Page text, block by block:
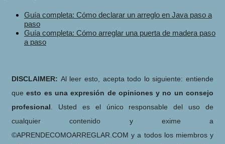
Guía completa: Cómo declarar un arreglo en Java paso a
paso
Guía completa: Cómo arreglar una puerta de madera paso
a paso
DISCLAIMER: Al leer esto, acepta todo lo siguiente: entiende
queesto es una expresión de opiniones y no un consejo
profesional . Usted es el único responsable del uso de
cualquier contenido y exime a
©APRENDECOMOARREGLAR.COM y a todos los miembros y